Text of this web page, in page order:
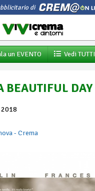
di
un EVENTO
Vedi TUTTI
BEAUTIFUL DAY
- Crema